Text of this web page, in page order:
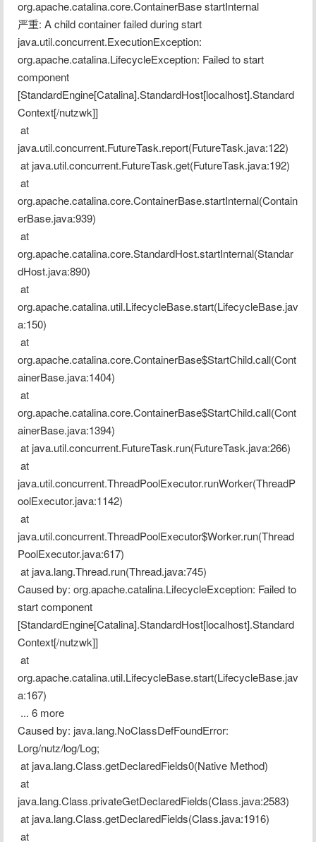
org.apache.catalina.core.ContainerBase startInternal
严重: A child container failed during start
java.util.concurrent.ExecutionException:
org.apache.catalina.LifecycleException: Failed to start
component
[StandardEngine[Catalina].StandardHost[localhost].Standard
Context[/nutzwk]]
java.util.concurrent.FutureTask.report(FutureTask.java:122)
at java.util.concurrent.FutureTask.get(FutureTask.java:192)
org.apache.catalina.core.ContainerBase.startInternal(Contain
erBase.java:939)
org.apache.catalina.core.StandardHost.startInternal(Standar
dHost.java:890)
org.apache.catalina.util.LifecycleBase.start(LifecycleBase.jav
a:150)
org.apache.catalina.core.ContainerBase$StartChild.call(Cont
ainerBase.java:1404)
org.apache.catalina.core.ContainerBase$StartChild.call(Cont
ainerBase.java:1394)
at java.util.concurrent.FutureTask.run(FutureTask.java:266)
java.util.concurrent.ThreadPoolExecutor.runWorker(ThreadP
oolExecutor.java:1142)
java.util.concurrent.ThreadPoolExecutor$Worker.run(Thread
PoolExecutor.java:617)
at java.lang.Thread.run(Thread.java:745)
Caused by: org.apache.catalina.LifecycleException: Failed to
start component
[StandardEngine[Catalina].StandardHost[localhost].Standard
Context[/nutzwk]]
org.apache.catalina.util.LifecycleBase.start(LifecycleBase.jav
a:167)
... 6 more
Caused by: java.lang.NoClassDefFoundError:
Lorg/nutz/log/Log;
at java.lang.Class.getDeclaredFields0(Native Method)
java.lang.Class.privateGetDeclaredFields(Class.java:2583)
at java.lang.Class.getDeclaredFields(Class.java:1916)